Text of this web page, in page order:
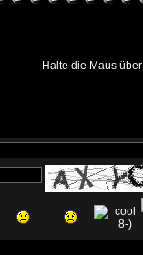
Halte die Maus